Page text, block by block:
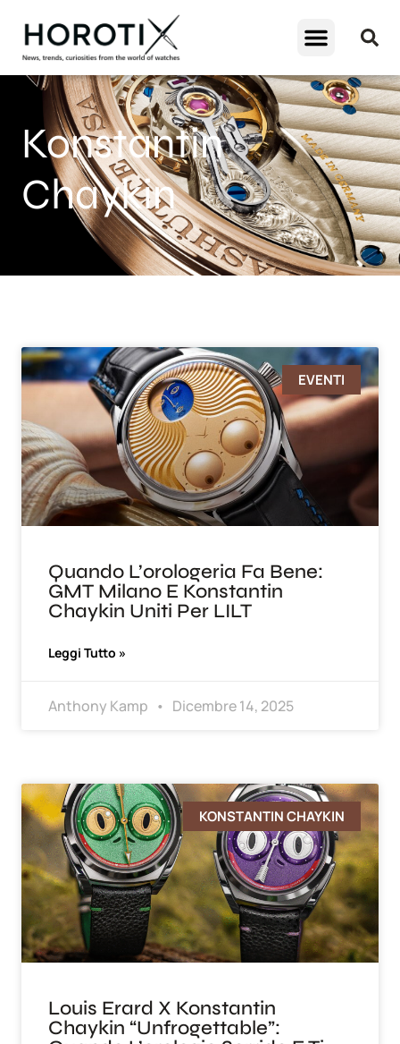
Konstantin
Chaykin
EVENTI
Quando L’orologeria Fa Bene:
GMT Milano E Konstantin
Chaykin Uniti Per LILT
Leggi Tutto »
Anthony Kamp Dicembre 14, 2025
KONSTANTIN CHAYKIN
Louis Erard X Konstantin
Chaykin “Unfrogettable”: